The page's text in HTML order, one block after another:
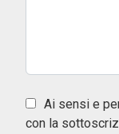
Ai sensi e
con la